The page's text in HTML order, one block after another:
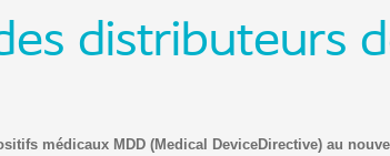
distributeurs
médicaux MDD (Medical DeviceDirective) au